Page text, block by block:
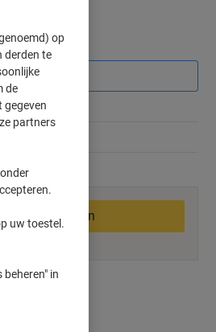
werkdagen
In winkelwagen
op
derden te
de
gegeven
partners
uw toestel.
in